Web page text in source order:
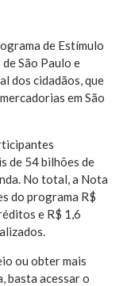
de Estímulo
São Paulo e
dos cidadãos, que
em São
de 54 bilhões de
No total, a Nota
do programa R$
e R$ 1,6
ou obter mais
basta acessar o